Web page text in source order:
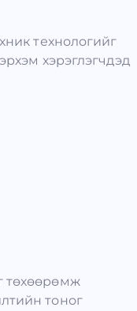
технологийг
хэрэглэгчдэд
төхөөрөмж
тоног